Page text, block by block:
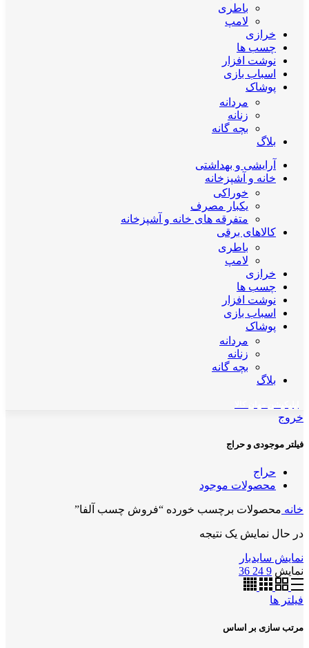
باطری
لامپ
خرازی
چسب ها
نوشت افزار
اسباب بازی
پوشاک
مردانه
زنانه
بچه گانه
بلاگ
آرایشی و بهداشتی
خانه و آشپزخانه
خوراکی
یکبار مصرف
متفرقه های خانه و آشپزخانه
کالاهای برقی
باطری
لامپ
خرازی
چسب ها
نوشت افزار
اسباب بازی
پوشاک
مردانه
زنانه
بچه گانه
بلاگ
خروج
فیلتر موجودی و حراج
حراج
محصولات موجود
خانه محصولات برچسب خورده “فروش چسب آلفا”
در حال نمایش یک نتیجه
نمایش سایدبار
نمایش 9
24
36
فیلتر ها
مرتب سازی بر اساس